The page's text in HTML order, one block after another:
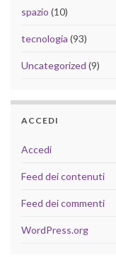
spazio (10)
tecnologia (93)
Uncategorized (9)
ACCEDI
Accedi
Feed dei contenuti
Feed dei commenti
WordPress.org